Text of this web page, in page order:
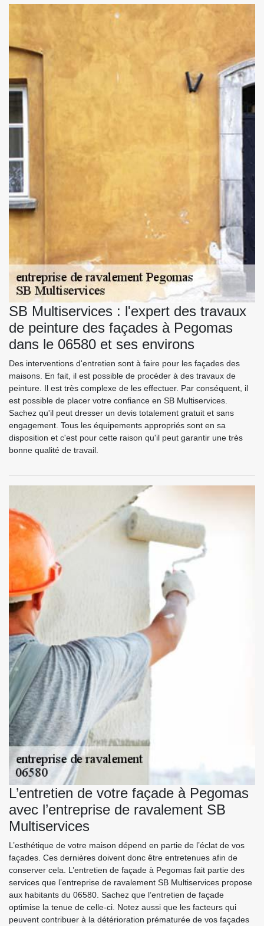
SB Multiservices : l'expert des travaux
de peinture des façades à Pegomas
dans le 06580 et ses environs
Des interventions d'entretien sont à faire pour les façades des
maisons. En fait, il est possible de procéder à des travaux de
peinture. Il est très complexe de les effectuer. Par conséquent, il
est possible de placer votre confiance en SB Multiservices.
Sachez qu'il peut dresser un devis totalement gratuit et sans
engagement. Tous les équipements appropriés sont en sa
disposition et c'est pour cette raison qu'il peut garantir une très
bonne qualité de travail.
L’entretien de votre façade à Pegomas
avec l’entreprise de ravalement SB
Multiservices
L’esthétique de votre maison dépend en partie de l’éclat de vos
façades. Ces dernières doivent donc être entretenues afin de
conserver cela. L’entretien de façade à Pegomas fait partie des
services que l’entreprise de ravalement SB Multiservices propose
aux habitants du 06580. Sachez que l’entretien de façade
optimise la tenue de celle-ci. Notez aussi que les facteurs qui
peuvent contribuer à la détérioration prématurée de vos façades